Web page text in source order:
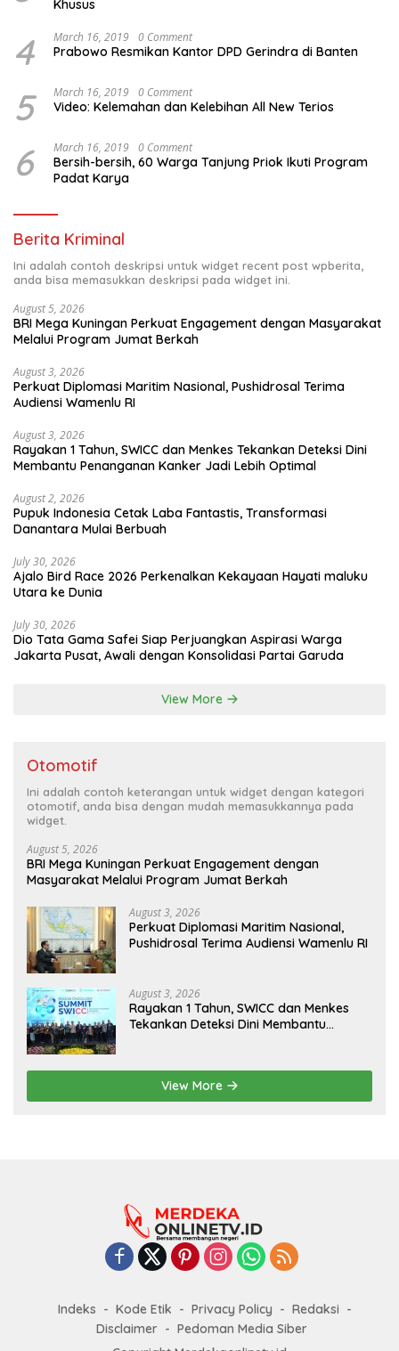
Khusus
4 March 16, 2019 0 Comment
Prabowo Resmikan Kantor DPD Gerindra di Banten
5 March 16, 2019 0 Comment
Video: Kelemahan dan Kelebihan All New Terios
6 March 16, 2019 0 Comment
Bersih-bersih, 60 Warga Tanjung Priok Ikuti Program
Padat Karya
Berita Kriminal
Ini adalah contoh deskripsi untuk widget recent post wpberita,
anda bisa memasukkan deskripsi pada widget ini.
August 5, 2026
BRI Mega Kuningan Perkuat Engagement dengan Masyarakat
Melalui Program Jumat Berkah
August 3, 2026
Perkuat Diplomasi Maritim Nasional, Pushidrosal Terima
Audiensi Wamenlu RI
August 3, 2026
Rayakan 1 Tahun, SWICC dan Menkes Tekankan Deteksi Dini
Membantu Penanganan Kanker Jadi Lebih Optimal
August 2, 2026
Pupuk Indonesia Cetak Laba Fantastis, Transformasi
Danantara Mulai Berbuah
July 30, 2026
Ajalo Bird Race 2026 Perkenalkan Kekayaan Hayati maluku
Utara ke Dunia
July 30, 2026
Dio Tata Gama Safei Siap Perjuangkan Aspirasi Warga
Jakarta Pusat, Awali dengan Konsolidasi Partai Garuda
View More
Otomotif
Ini adalah contoh keterangan untuk widget dengan kategori
otomotif, anda bisa dengan mudah memasukkannya pada
widget.
August 5, 2026
BRI Mega Kuningan Perkuat Engagement dengan
Masyarakat Melalui Program Jumat Berkah
August 3, 2026
Perkuat Diplomasi Maritim Nasional,
Pushidrosal Terima Audiensi Wamenlu RI
August 3, 2026
Rayakan 1 Tahun, SWICC dan Menkes
Tekankan Deteksi Dini Membantu
View More
Indeks Kode Etik Privacy Policy
Redaksi
Disclaimer
Pedoman Media Siber